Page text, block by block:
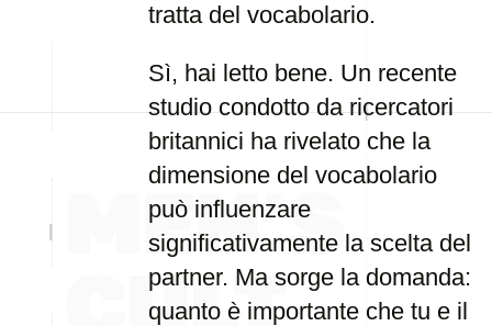
tratta del vocabolario.
Sì, hai letto bene. Un recente
studio condotto da ricercatori
britannici ha rivelato che la
dimensione del vocabolario
può influenzare
significativamente la scelta del
partner. Ma sorge la domanda:
quanto è importante che tu e il